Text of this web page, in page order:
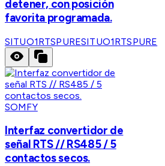
detener, con posición
favorita programada.
SITUO1RTSPURESITUO1RTSPURE
SOMFY
Interfaz convertidor de
señal RTS // RS485 / 5
contactos secos.